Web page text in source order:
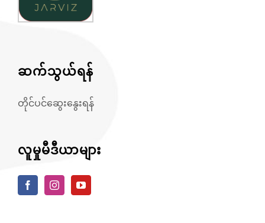
ဆက်သွယ်ရန်
တိုင်ပင်ဆွေးနွေးရန်
လူမှုမီဒီယာများ